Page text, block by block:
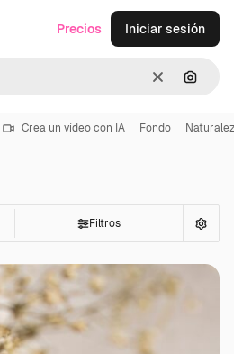
Borrar
Precios Iniciar sesión
Crea un vídeo con IA Fondo
Filtros